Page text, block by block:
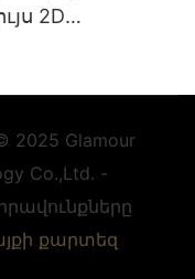
2D
Glamour
Co.,Ltd. -
քարտեզ